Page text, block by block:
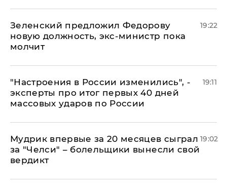
Зеленский предложил Федорову
новую должность, экс-министр пока
молчит
19:22
"Настроения в России изменились", -
эксперты про итог первых 40 дней
массовых ударов по России
19:11
Мудрик впервые за 20 месяцев сыграл
за "Челси" – болельщики вынесли свой
вердикт
19:02